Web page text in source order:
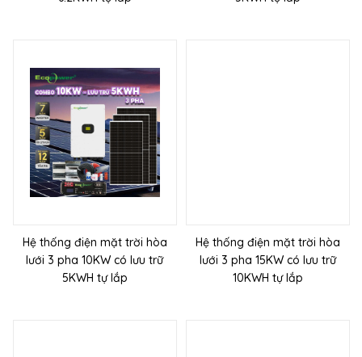
Hệ thống điện mặt trời hòa
lưới 3 pha 10KW có lưu trữ
5KWH tự lắp
Hệ thống điện mặt trời hòa
lưới 3 pha 15KW có lưu trữ
10KWH tự lắp